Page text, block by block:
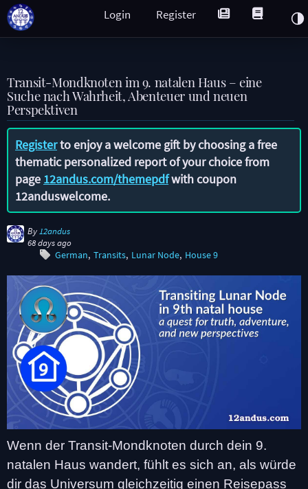
Register
Login
Transit-Mondknoten im 9. natalen Haus – eine
Suche nach Wahrheit, Abenteuer und neuen
Perspektiven
Registerto enjoy a welcome gift by choosing a free
thematic personalized report of your choice from
page 12andus.com/themepdfwith coupon
12anduswelcome.
By 12andus
68 days ago
German Transits Lunar Node House 9
Wenn der Transit-Mondknoten durch dein 9.
natalen Haus wandert, fühlt es sich an, als würde
dir das Universum gleichzeitig einen Reisepass